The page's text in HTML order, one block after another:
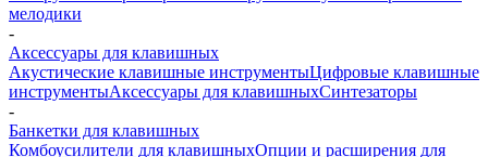
мелодики
-
Аксессуары для клавишных
Акустические клавишные инструментыЦифровые клавишные
инструментыАксессуары для клавишныхСинтезаторы
-
Банкетки для клавишных
Комбоусилители для клавишныхОпции и расширения для